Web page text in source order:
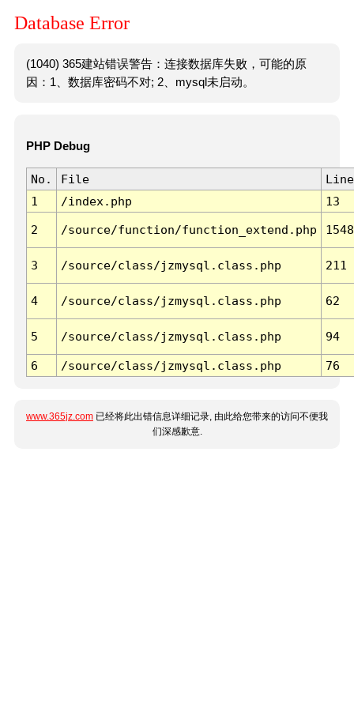
Database Error
(1040) 365建站错误警告：连接数据库失败，可能的原
因：1、数据库密码不对; 2、mysql未启动。
PHP Debug
No. File
Line
1
/index.php 13
2 /source/function/function_extend.php 1548
3 /source/class/jzmysql.class.php 211
4 /source/class/jzmysql.class.php 62
5 /source/class/jzmysql.class.php 94
6 /source/class/jzmysql.class.php 76
www.365jz.com 已经将此出错信息详细记录, 由此给您带来的访问不便我
们深感歉意.